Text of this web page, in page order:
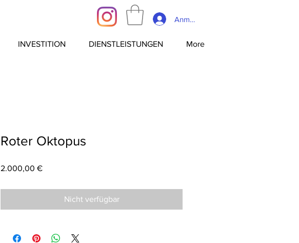
Anmelden
INVESTITION DIENSTLEISTUNGEN More
Roter Oktopus
2.000,00 €Preis
Nicht verfügbar